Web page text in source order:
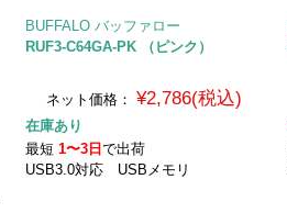
BUFFALO バッファロー
RUF3-C64GA-PK （ピンク）
ネット価格： ¥2,786(税込)
在庫あり
最短1〜3日で出荷
USB3.0対応 USBメモリ